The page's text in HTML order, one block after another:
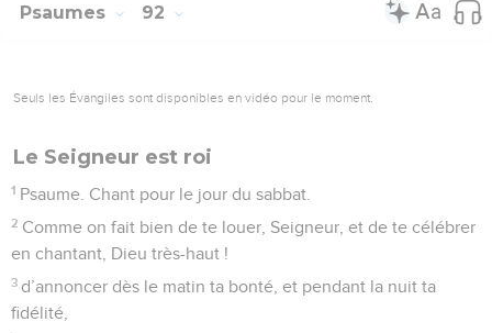
Psaumes 92
Seuls les Évangiles sont disponibles en vidéo pour le moment.
Le Seigneur est roi
1 Psaume. Chant pour le jour du sabbat.
2 Comme on fait bien de te louer, Seigneur, et de te célébrer
en chantant, Dieu très-haut !
3 d’annoncer dès le matin ta bonté, et pendant la nuit ta
fidélité,